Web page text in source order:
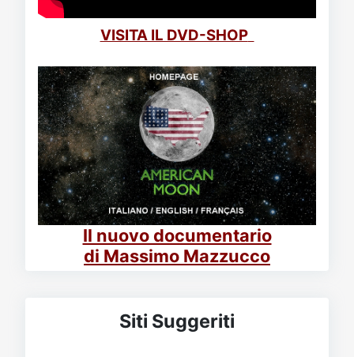
VISITA IL DVD-SHOP
Il nuovo documentario
di Massimo Mazzucco
Siti Suggeriti